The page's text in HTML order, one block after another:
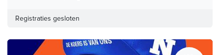
Registraties gesloten